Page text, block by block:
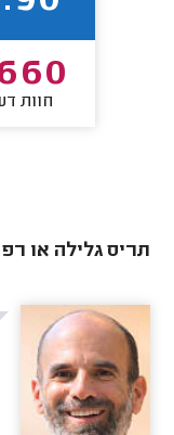
חוות
תריס גלילה או